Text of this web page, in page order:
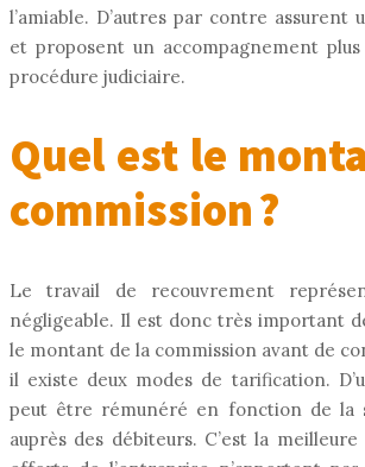
l’amiable. D’autres par contre assurent
et proposent un accompagnement
procédure judiciaire.
Quel est le
commission ?
Le travail de recouvrement
négligeable. Il est donc très important
le montant de la commission avant de
il existe deux modes de tarification.
peut être rémunéré en fonction de la
auprès des débiteurs. C’est la